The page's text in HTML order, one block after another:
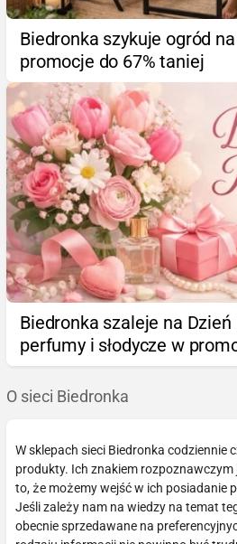
Biedronka szykuje ogród
promocje do 67% taniej
Biedronka szaleje na
perfumy i słodycze w
O sieci Biedronka
W sklepach sieci Biedronka codziennie
produkty. Ich znakiem
to, że możemy wejść w ich posiadanie
Jeśli zależy nam na wiedzy na temat
obecnie sprzedawane na